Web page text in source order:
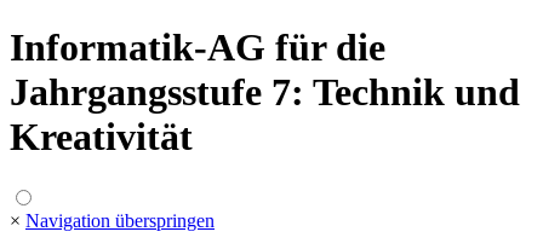
Informatik-AG für die
Jahrgangsstufe 7: Technik und
Kreativität
× Navigation überspringen